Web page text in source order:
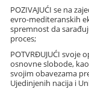
POZIVAJUĆI se na
evro-mediteranskih
spremnost da
proces;
POTVRĐUJUĆI svoje
osnovne slobode,
svojim obavezama
Ujedinjenih nacija i